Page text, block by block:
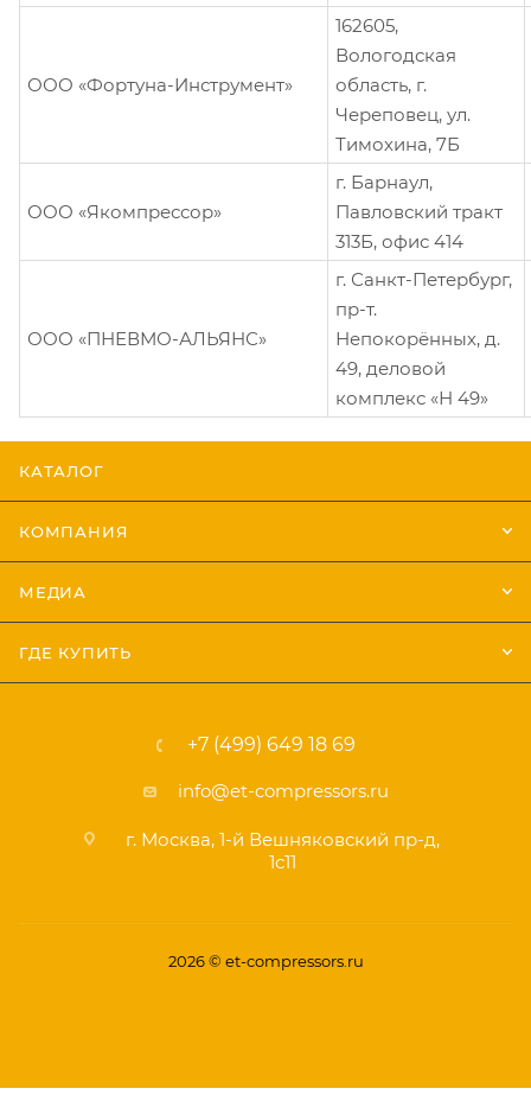
ООО «Фортуна-Инструмент»
162605,
Вологодская
область, г.
Череповец, ул.
Тимохина, 7Б
ООО «Якомпрессор»
г. Барнаул,
Павловский тракт
313Б, офис 414
ООО «ПНЕВМО-АЛЬЯНС»
г. Санкт-Петербург,
пр-т.
Непокорённых, д.
49, деловой
комплекс «Н 49»
КАТАЛОГ
КОМПАНИЯ
МЕДИА
ГДЕ КУПИТЬ
+7 (499) 649 18 69
info@et-compressors.ru
г. Москва, 1-й Вешняковский пр-д,
1с11
2026 © et-compressors.ru